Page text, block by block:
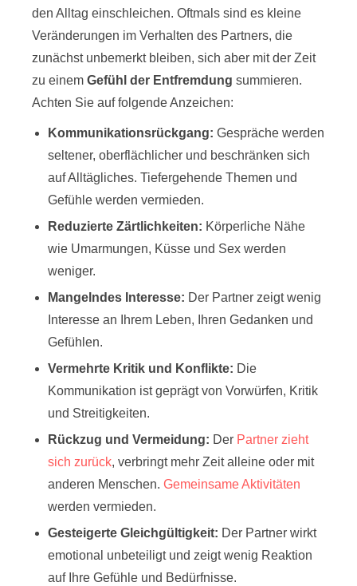
den Alltag einschleichen. Oftmals sind es kleine
Veränderungen im Verhalten des Partners, die
zunächst unbemerkt bleiben, sich aber mit der Zeit
zu einem Gefühl der Entfremdung summieren.
Achten Sie auf folgende Anzeichen:
Kommunikationsrückgang: Gespräche werden
seltener, oberflächlicher und beschränken sich
auf Alltägliches. Tiefergehende Themen und
Gefühle werden vermieden.
Reduzierte Zärtlichkeiten: Körperliche Nähe
wie Umarmungen, Küsse und Sex werden
weniger.
Mangelndes Interesse: Der Partner zeigt wenig
Interesse an Ihrem Leben, Ihren Gedanken und
Gefühlen.
Vermehrte Kritik und Konflikte: Die
Kommunikation ist geprägt von Vorwürfen, Kritik
und Streitigkeiten.
Rückzug und Vermeidung: Der Partner zieht
sich zurück, verbringt mehr Zeit alleine oder mit
anderen Menschen. Gemeinsame Aktivitäten
werden vermieden.
Gesteigerte Gleichgültigkeit: Der Partner wirkt
emotional unbeteiligt und zeigt wenig Reaktion
auf Ihre Gefühle und Bedürfnisse.